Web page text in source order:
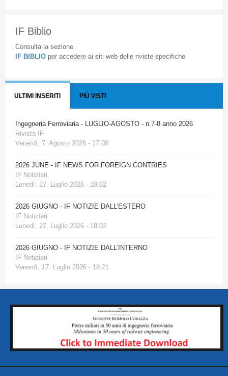
IF Biblio
Consulta la sezione
IF BIBLIO per accedere ai siti web delle riviste specifiche
ULTIMI INSERITI PIÙ VISTI
Ingegneria Ferroviaria - LUGLIO-AGOSTO - n.7-8 anno 2026
Rivista IF
Venerdì, 7. Agosto 2026 - 17:08
2026 JUNE - IF NEWS FOR FOREIGN CONTRIES
IF Notiziari
Lunedì, 27. Luglio 2026 - 18:02
2026 GIUGNO - IF NOTIZIE DALL'ESTERO
IF Notiziari
Lunedì, 27. Luglio 2026 - 18:02
2026 GIUGNO - IF NOTIZIE DALL'INTERNO
IF Notiziari
Venerdì, 17. Luglio 2026 - 18:21